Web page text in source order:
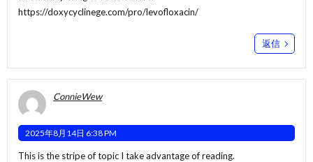
https://doxycyclinege.com/pro/levofloxacin/
返信
ConnieWew
2025年8月14日 6:38 PM
This is the stripe of topic I take advantage of reading.